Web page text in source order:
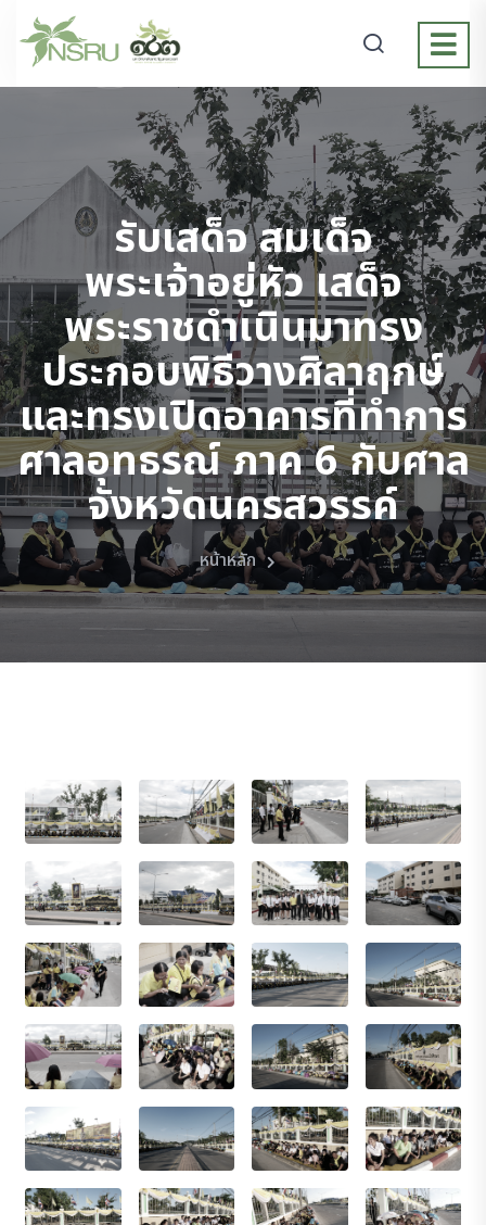
รับเสด็จ สมเด็จ
พระเจ้าอยู่หัว เสด็จ
พระราชดำเนินมาทรง
ประกอบพิธีวางศิลาฤกษ์
และทรงเปิดอาคารที่ทำการ
ศาลอุทธรณ์ ภาค 6 กับศาล
จังหวัดนครสวรรค์
หน้าหลัก